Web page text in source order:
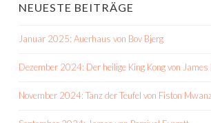
NEUESTE BEITRÄGE
Januar 2025: Auerhaus von Bov Bjerg
Dezember 2024: Der heilige King Kong von
November 2024: Tanz der Teufel von Fiston